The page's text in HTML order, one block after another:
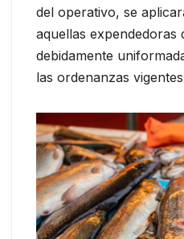
del operativo, se
aquellas
debidamente
las ordenanzas